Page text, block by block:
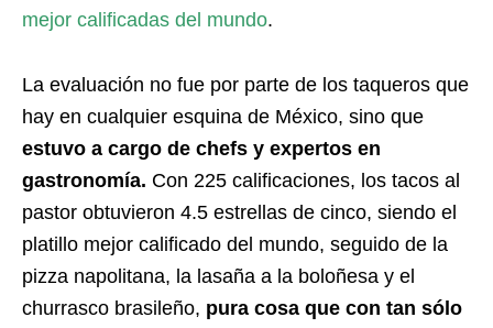
mejor calificadas del mundo.
La evaluación no fue por parte de los taqueros que
hay en cualquier esquina de México, sino que
estuvo a cargo de chefs y expertos en
gastronomía. Con 225 calificaciones, los tacos al
pastor obtuvieron 4.5 estrellas de cinco, siendo el
platillo mejor calificado del mundo, seguido de la
pizza napolitana, la lasaña a la boloñesa y el
churrasco brasileño, pura cosa que con tan sólo